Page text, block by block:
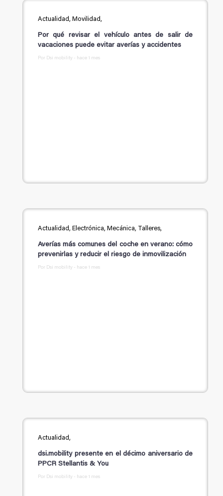
Actualidad, Movilidad,
Por qué revisar el vehículo antes de salir de
vacaciones puede evitar averías y accidentes
Por Dsi mobility - hace 1 mes
Actualidad, Electrónica, Mecánica, Talleres,
Averías más comunes del coche en verano: cómo
prevenirlas y reducir el riesgo de inmovilización
Por Dsi mobility - hace 1 mes
Actualidad,
dsi.mobility presente en el décimo aniversario de
PPCR Stellantis & You
Por Dsi mobility - hace 1 mes